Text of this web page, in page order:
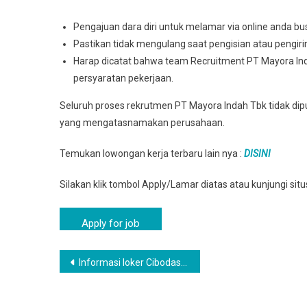
Pengajuan dara diri untuk melamar via online anda
Pastikan tidak mengulang saat pengisian atau
Harap dicatat bahwa team Recruitment PT Mayora
persyaratan pekerjaan.
Seluruh proses rekrutmen PT Mayora Indah Tbk tidak
yang mengatasnamakan perusahaan.
Temukan lowongan kerja terbaru lain nya : DISINI
Silakan klik tombol Apply/Lamar diatas atau kunjungi
Navigasi
Informasi loker Cibodas Staff Admіnіѕtrаѕі PT Mayora Indah TBK